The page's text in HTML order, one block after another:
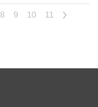
8 9 10 11 >